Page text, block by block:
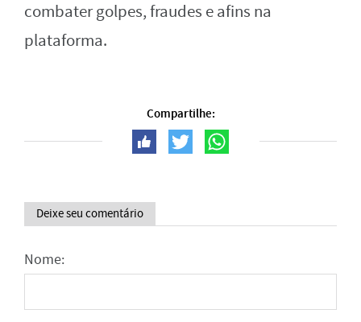
combater golpes, fraudes e afins na
plataforma.
Compartilhe:
Deixe seu comentário
Nome: